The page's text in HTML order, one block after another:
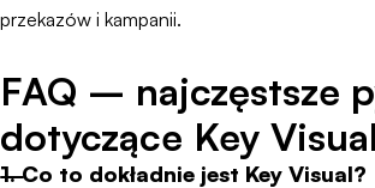
przekazów i kampanii.
FAQ – najczęstsze
dotyczące Key Visual
1. Co to dokładnie jest Key Visual?